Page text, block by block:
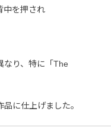
中を押され
なり、特に「The
に仕上げました。